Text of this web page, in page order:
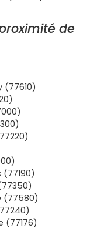
proche des
dupays de Provins
P
de l'
ends.
pour des
extérieur. Les
des
par les primo-
, isolation au top,
, plans optimisés,
de
(77580)
(77176)